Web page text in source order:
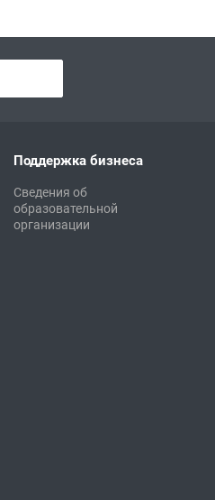
Поддержка бизнеса
Сведения об
образовательной
организации